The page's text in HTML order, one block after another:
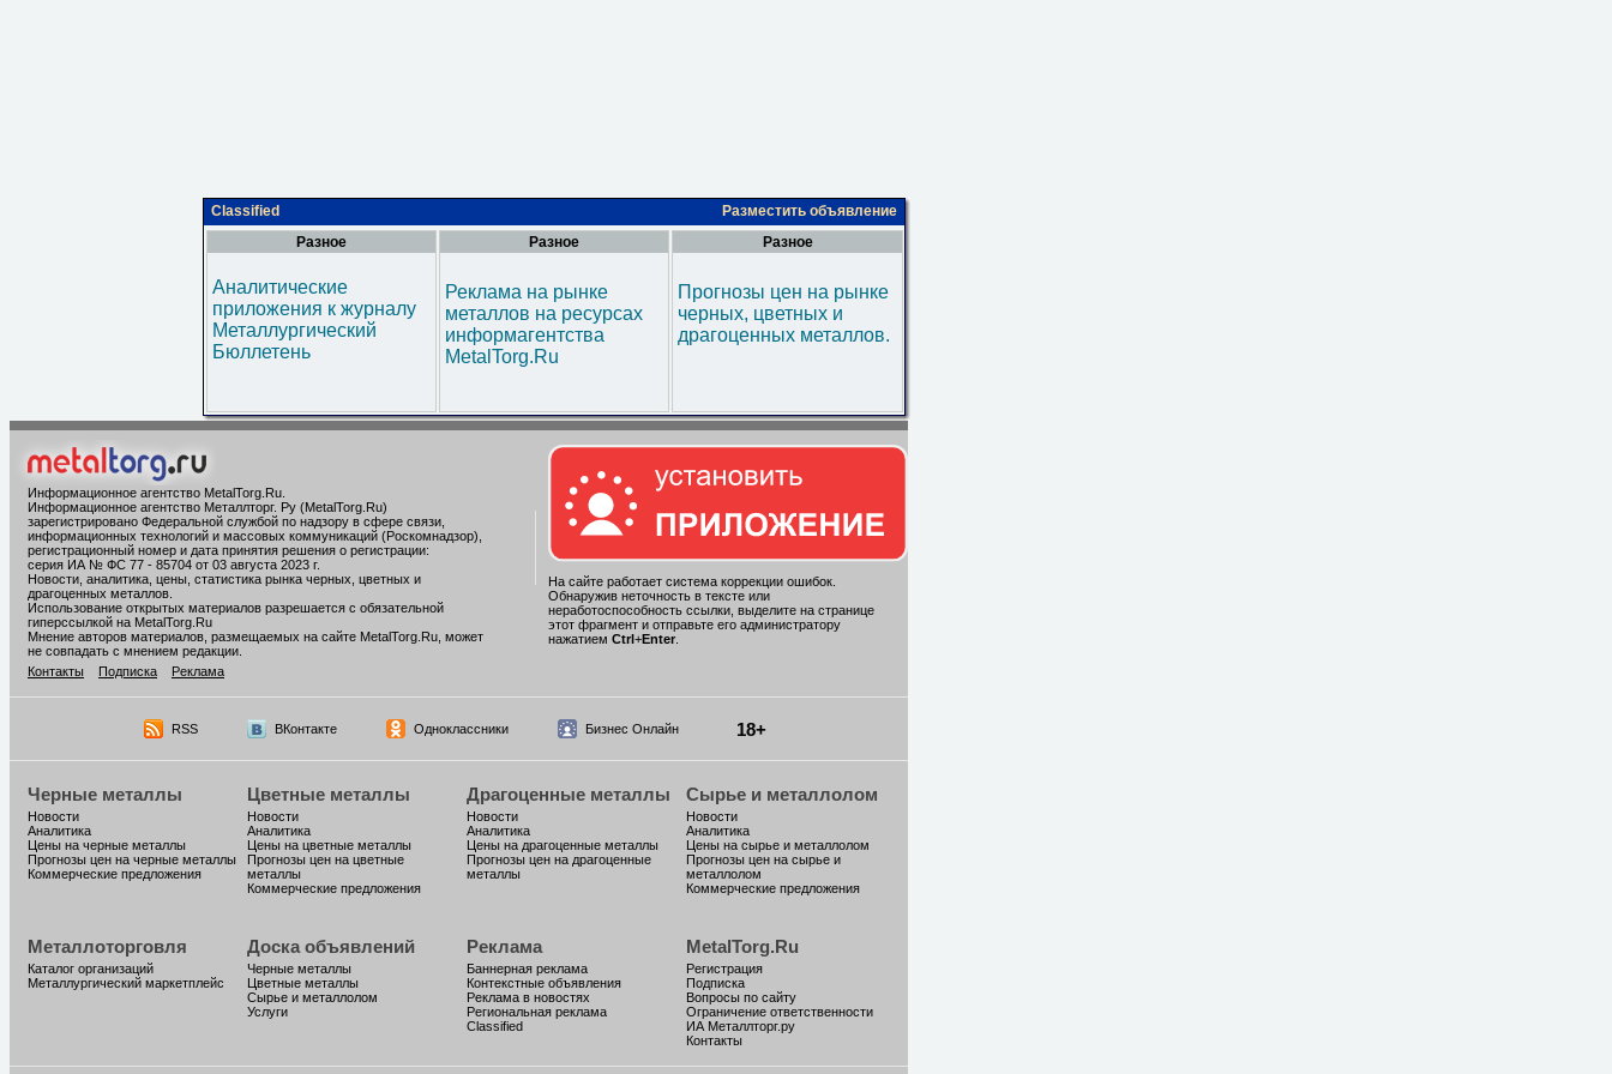
Classified
Разместить объявление
Разное
Аналитические
приложения к журналу
Металлургический
Бюллетень
Разное
Реклама на рынке
металлов на ресурсах
информагентства
MetalTorg.Ru
Разное
Прогнозы цен на рынке
черных, цветных и
драгоценных металлов.
Информационное агентство MetalTorg.Ru
Информационное агентство Металлторг. Ру (MetalTorg.Ru)
зарегистрировано Федеральной службой по надзору в сфере связи,
информационных технологий и массовых коммуникаций (Роскомнадзор),
регистрационный номер и дата принятия решения о регистрации:
серия ИА № ФС 77 - 85704 от 03 августа 2023 г.
Новости, аналитика, цены, статистика рынка черных, цветных и
драгоценных металлов.
Использование открытых материалов разрешается с обязательной
гиперссылкой на MetalTorg.Ru
Мнение авторов материалов, размещаемых на сайте MetalTorg.Ru, может
не совпадать с мнением редакции.
Контакты
Подписка Реклама
На сайте работает система коррекции ошибок.
Обнаружив неточность в тексте или
неработоспособность ссылки, выделите на странице
этот фрагмент и отправьте его администратору
нажатием Ctrl +Enter.
RSS ВКонтакте Одноклассники Бизнес Онлайн 18+
Черные металлы
Новости
Аналитика
Цены на черные металлы
Прогнозы цен на черные металлы
Коммерческие предложения
Цветные металлы
Новости
Аналитика
Цены на цветные металлы
Прогнозы цен на цветные
металлы
Коммерческие предложения
Драгоценные металлы
Новости
Аналитика
Цены на драгоценные металлы
Прогнозы цен на драгоценные
металлы
Сырье и металлолом
Новости
Аналитика
Цены на сырье и металлолом
Прогнозы цен на сырье и
металлолом
Коммерческие предложения
Металлоторговля
Каталог организаций
Металлургический маркетплейс
Доска объявлений
Черные металлы
Цветные металлы
Сырье и металлолом
Услуги
Реклама
Баннерная реклама
Контекстные объявления
Реклама в новостях
Региональная реклама
Classified
MetalTorg.Ru
Регистрация
Подписка
Вопросы по сайту
Ограничение ответственности
ИА Металлторг.ру
Контакты